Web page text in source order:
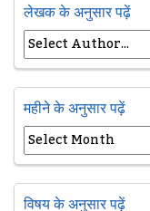
लेखक के अनुसार पढ़ें
महीने के अनुसार पढ़ें
विषय के अनुसार पढ़ें